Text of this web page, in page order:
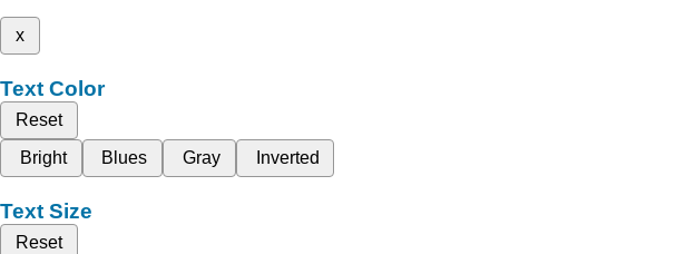
x
Text Color
Reset
Bright
Blues Gray Inverted
Text Size
Reset